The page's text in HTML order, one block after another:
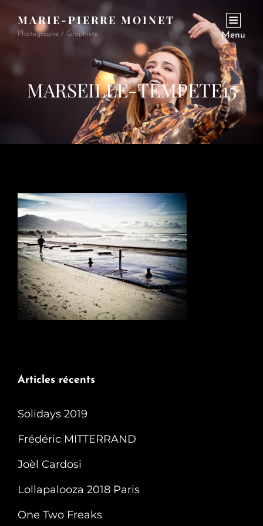
MARIE-PIERRE MOINET
Photographe / Graphiste Menu
MARSEILLE-TEMPETE15
Articles récents
Solidays 2019
Frédéric MITTERRAND
Joèl Cardosi
Lollapalooza 2018 Paris
One Two Freaks